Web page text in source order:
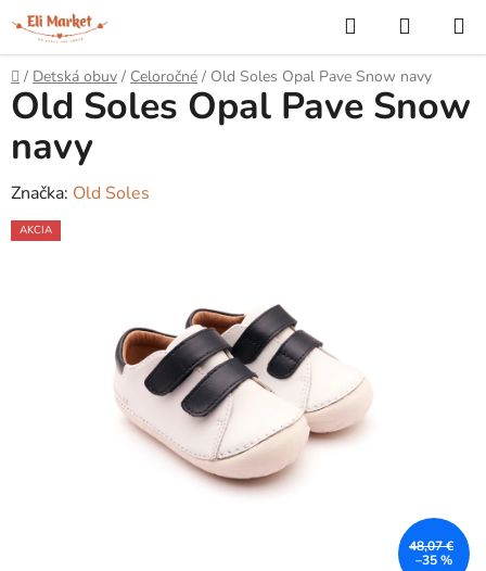
Prejsť
na
obsah
Hľadať
KOŠÍK
Domov
/ Detská obuv / Celoročné / Old Soles Opal Pave Snow navy
Old Soles Opal Pave Snow
navy
Značka: Old Soles
AKCIA
48,07 €
–35 %